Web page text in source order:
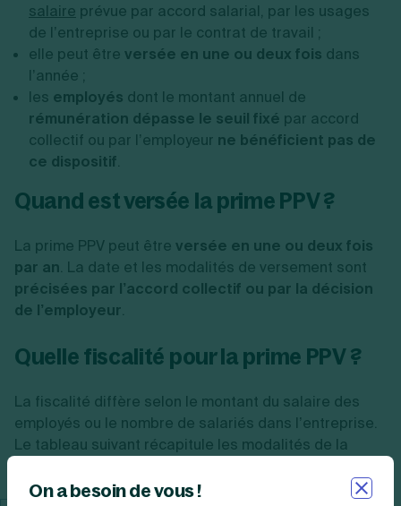
salaire prévue par accord salarial, par les usages
de l’entreprise ou par le contrat de travail ;
elle peut être versée en une ou deux fois dans
l’année ;
les employés dont le montant annuel de
rémunération dépasse le seuil fixé par accord
collectif ou par l’employeur ne bénéficient pas de
ce dispositif.
Quand est versée la prime PPV ?
La prime PPV peut être versée en une ou deux fois
par an. La date et les modalités de versement sont
précisées par l’accord collectif ou par la décision
de l’employeur.
Quelle fiscalité pour la prime PPV ?
La fiscalité diffère selon le montant du salaire des
employés ou le nombre de salariés dans l’entreprise.
Le tableau suivant récapitule les modalités de la
On a besoin de vous !